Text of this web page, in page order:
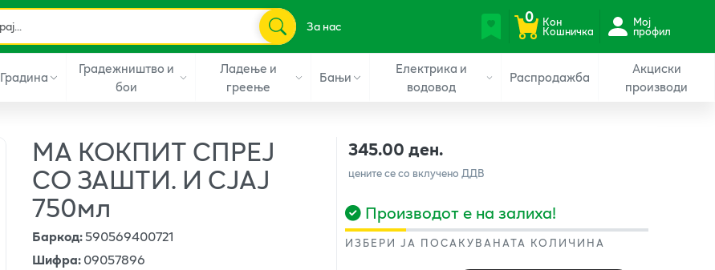
За нас 0 Кон
Кошничка
Мој
профил
Градина
Градежништво и
бои
Ладење и
греење
Бањи
Електрика и
водовод
Распродажба
Акциски
производи
МА КОКПИТ СПРЕЈ
СО ЗАШТИ. И СЈАЈ
750мл
Баркод:590569400721
Шифра:09057896
345.00 ден.
цените се со вклучено ДДВ
Производот е на залиха!
ИЗБЕРИ ЈА ПОСАКУВАНАТА КОЛИЧИНА